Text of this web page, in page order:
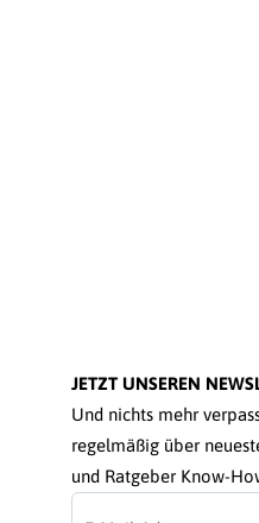
JETZT UNSEREN
Und nichts mehr
regelmäßig über
und Ratgeber Know-